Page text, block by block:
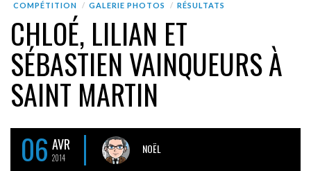
COMPÉTITION GALERIE PHOTOS RÉSULTATS
CHLOÉ, LILIAN ET
SÉBASTIEN VAINQUEURS À
SAINT MARTIN
06 AVR
2014
NOËL